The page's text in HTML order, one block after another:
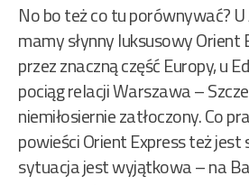
No bo też co tu porównywać?
mamy słynny luksusowy Orient
przez znaczną część Europy, u
pociąg relacji Warszawa –
niemiłosiernie zatłoczony. Co
powieści Orient Express też jest
sytuacja jest wyjątkowa – na